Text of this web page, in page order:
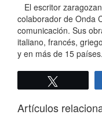
El escritor
colaborador de Onda
comunicación. Sus
italiano, francés,
y en más de 15 países.
Artículos